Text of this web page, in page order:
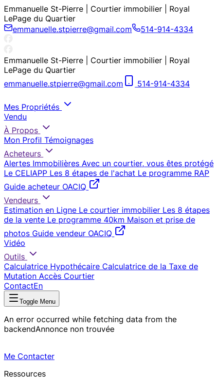
Emmanuelle St-Pierre | Courtier immobilier | Royal
LePage du Quartier
emmanuelle.stpierre@gmail.com
514-914-4334
Emmanuelle St-Pierre | Courtier immobilier | Royal
LePage du Quartier
emmanuelle.stpierre@gmail.com
514-914-4334
Mes Propriétés
Vendu
À Propos
Mon Profil Témoignages
Acheteurs
Alertes Immobilières Avec un courtier, vous êtes protégé
Le CELIAPP Les 8 étapes de l'achat Le programme RAP
Guide acheteur OACIQ
Vendeurs
Estimation en Ligne Le courtier immobilier Les 8 étapes
de la vente Le programme 40km Maison et prise de
photos Guide vendeur OACIQ
Vidéo
Outils
Calculatrice Hypothécaire Calculatrice de la Taxe de
Mutation Accès Courtier
ContactEn
Toggle Menu
An error occurred while fetching data from the
backendAnnonce non trouvée
Me Contacter
Ressources